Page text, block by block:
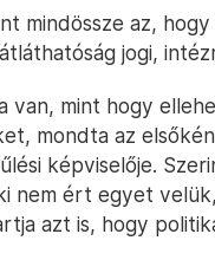
mindössze az,
jogi,
van, mint hogy
mondta az
képviselője.
nem ért egyet
azt is, hogy